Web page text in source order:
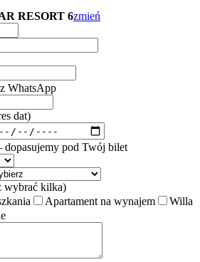
RESORT 6zmień
WhatsApp
dat)
pod Twój bilet
wybrać kilka)
Apartament na wynajem
Willa